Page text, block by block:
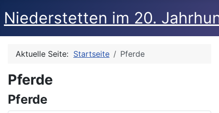
Niederstetten im 20.
Aktuelle Seite: Startseite Pferde
Pferde
Pferde